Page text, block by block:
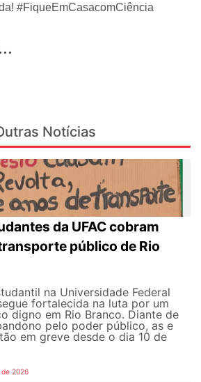
#FiqueEmCasacomCiência
Notícias
da UFAC cobram
público de Rio
na Universidade Federal
fortalecida na luta por um
digno em Rio Branco. Diante de
pelo poder público, as e
em greve desde o dia 10 de
2026